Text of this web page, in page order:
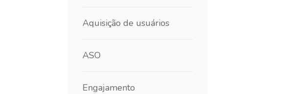
Aquisição de usuários
ASO
Engajamento